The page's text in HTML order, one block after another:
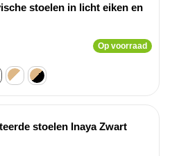
stoelen in licht eiken en
Op voorraad
stoelen Inaya Zwart